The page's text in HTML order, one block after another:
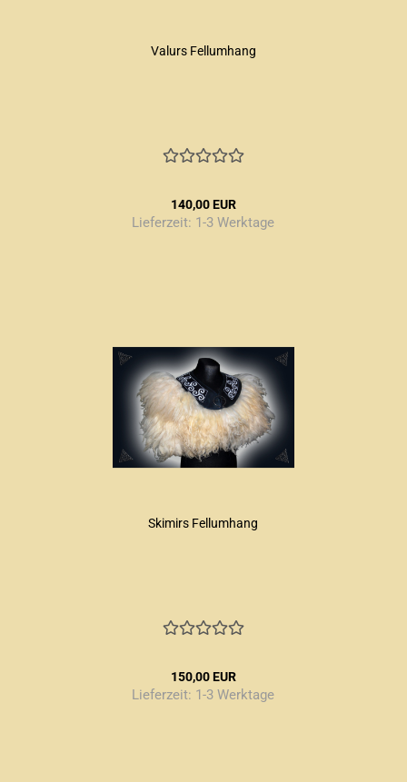
Valurs Fellumhang
140,00 EUR
Lieferzeit: 1-3 Werktage
Skimirs Fellumhang
150,00 EUR
Lieferzeit: 1-3 Werktage